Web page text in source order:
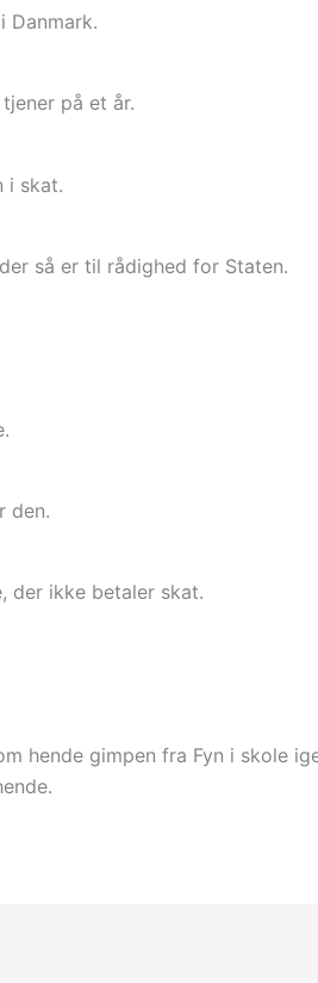
Danmark.
på et år.
i skat.
så er til rådighed for Staten.
den.
der ikke betaler skat.
hende gimpen fra Fyn i skole